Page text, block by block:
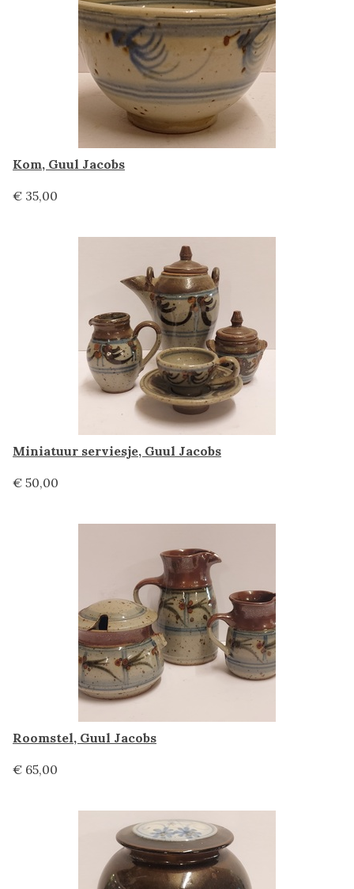
Kom, Guul Jacobs
€ 35,00
Miniatuur serviesje, Guul Jacobs
€ 50,00
Roomstel, Guul Jacobs
€ 65,00